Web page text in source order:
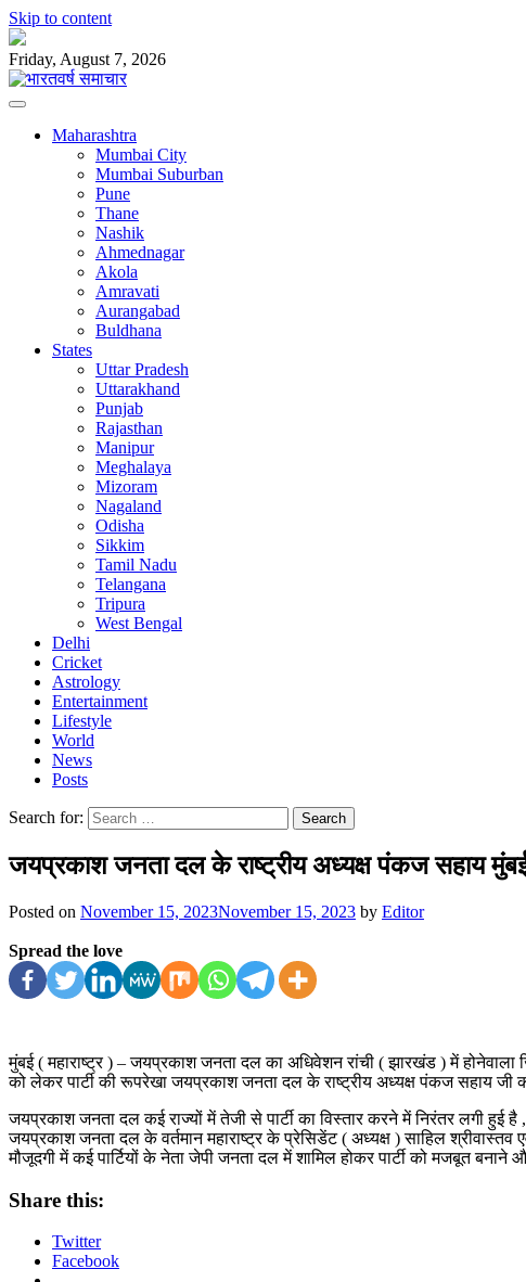
Skip to content
Friday, August 7, 2026
Maharashtra
Mumbai City
Mumbai Suburban
Pune
Thane
Nashik
Ahmednagar
Akola
Amravati
Aurangabad
Buldhana
States
Uttar Pradesh
Uttarakhand
Punjab
Rajasthan
Manipur
Meghalaya
Mizoram
Nagaland
Odisha
Sikkim
Tamil Nadu
Telangana
Tripura
West Bengal
Delhi
Cricket
Astrology
Entertainment
Lifestyle
World
News
Posts
Search for:
जयप्रकाश जनता दल के राष्ट्रीय अध्यक्ष पंकज सहाय मुंबई
Posted on November 15, 2023November 15, 2023 by Editor
Spread the love
मुंबई ( महाराष्ट्र ) – जयप्रकाश जनता दल का अधिवेशन रांची ( झारखंड ) में
को लेकर पार्टी की रूपरेखा जयप्रकाश जनता दल के राष्ट्रीय अध्यक्ष पंकज सहाय जी की
जयप्रकाश जनता दल कई राज्यों में तेजी से पार्टी का विस्तार करने में निरंतर लगी हुई
जयप्रकाश जनता दल के वर्तमान महाराष्ट्र के प्रेसिडेंट ( अध्यक्ष ) साहिल श्रीवास्तव
मौजूदगी में कई पार्टियों के नेता जेपी जनता दल में शामिल होकर पार्टी को मजबूत
Share this:
Twitter
Facebook